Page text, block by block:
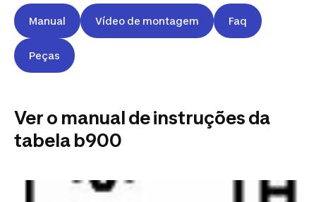
Manual Vídeo de montagem Faq
Peças
Ver o manual de instruções da
tabela b900